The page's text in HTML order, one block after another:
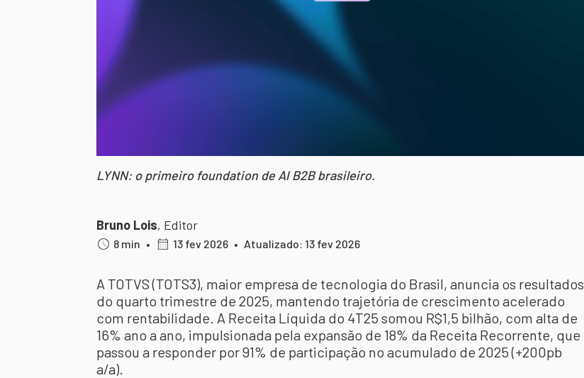
LYNN: o primeiro foundation de AI B2B brasileiro.
Bruno Lois, Editor
8 min • 13 fev 2026 • Atualizado: 13 fev 2026
A TOTVS (TOTS3), maior empresa de tecnologia do Brasil, anuncia os resultados
do quarto trimestre de 2025, mantendo trajetória de crescimento acelerado
com rentabilidade. A Receita Líquida do 4T25 somou R$1,5 bilhão, com alta de
16% ano a ano, impulsionada pela expansão de 18% da Receita Recorrente, que
passou a responder por 91% de participação no acumulado de 2025 (+200pb
a/a).